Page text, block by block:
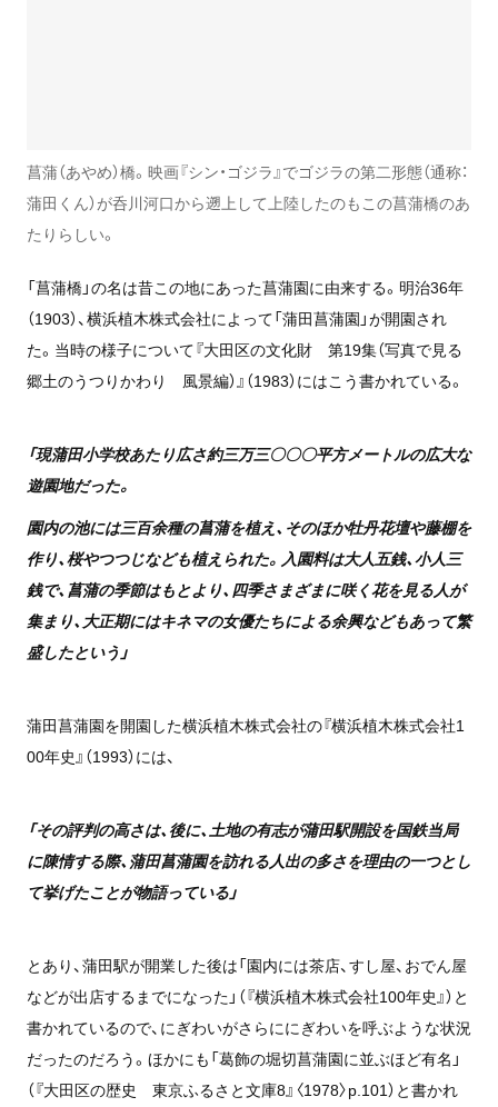
菖蒲（あやめ）橋。映画『シン・ゴジラ』でゴジラの第二形態（通称：
蒲田くん）が呑川河口から遡上して上陸したのもこの菖蒲橋のあ
たりらしい。
「菖蒲橋」の名は昔この地にあった菖蒲園に由来する。明治36年
（1903）、 横浜植木株式会社によって「蒲田菖蒲園」が開園され
た。当時の様子について『大田区の文化財 第19集（写真で見る
郷土のうつりかわり 風景編）』 （1983）にはこう書かれている。
「現蒲田小学校あたり広さ約三万三〇〇〇平方メートルの広大な
遊園地だった。
園内の池には三百余種の菖蒲を植え、そのほか牡丹花壇や藤棚を
作り、桜やつつじなども植えられた。入園料は大人五銭、小人三
銭で、菖蒲の季節はもとより、四季さまざまに咲く花を見る人が
集まり、大正期にはキネマの女優たちによる余興などもあって繁
盛したという」
蒲田菖蒲園を開園した横浜植木株式会社の『横浜植木株式会社1
00年史』 （1993） には、
「その評判の高さは、後に、土地の有志が蒲田駅開設を国鉄当局
に陳情する際、蒲田菖蒲園を訪れる人出の多さを理由の一つとし
て挙げたことが物語っている」
とあり、蒲田駅が開業した後は「園内には茶店、すし屋、おでん屋
などが出店するまでになった」（『横浜植木株式会社100年史』）と
書かれているので、にぎわいがさらににぎわいを呼ぶような状況
だったのだろう。ほかにも「葛飾の堀切菖蒲園に並ぶほど有名」
（『大田区の歴史 東京ふるさと文庫8』〈1978〉p.101）と書かれ